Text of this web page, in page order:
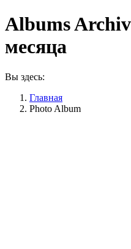
Albums
месяца
Вы здесь:
Главная
Photo Album